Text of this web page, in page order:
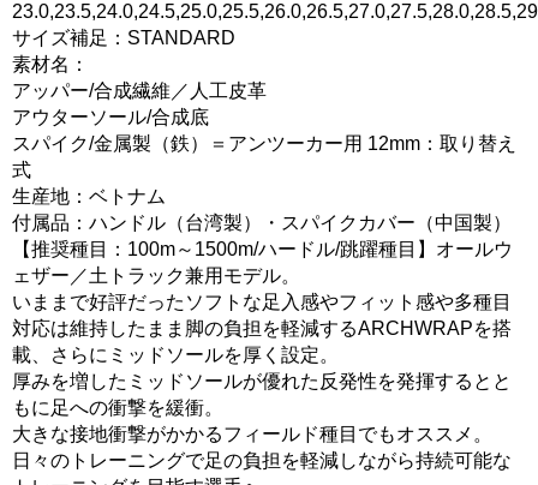
サイズ補足：STANDARD
素材名：
アッパー/合成繊維／人工皮革
アウターソール/合成底
スパイク/金属製（鉄）＝アンツーカー用 12mm：取り替え
式
生産地：ベトナム
付属品：ハンドル（台湾製）・スパイクカバー（中国製）
【推奨種目：100m～1500m/ハードル/跳躍種目】オールウ
ェザー／土トラック兼用モデル。
いままで好評だったソフトな足入感やフィット感や多種目
対応は維持したまま脚の負担を軽減するARCHWRAPを搭
載、さらにミッドソールを厚く設定。
厚みを増したミッドソールが優れた反発性を発揮するとと
もに足への衝撃を緩衝。
大きな接地衝撃がかかるフィールド種目でもオススメ。
日々のトレーニングで足の負担を軽減しながら持続可能な